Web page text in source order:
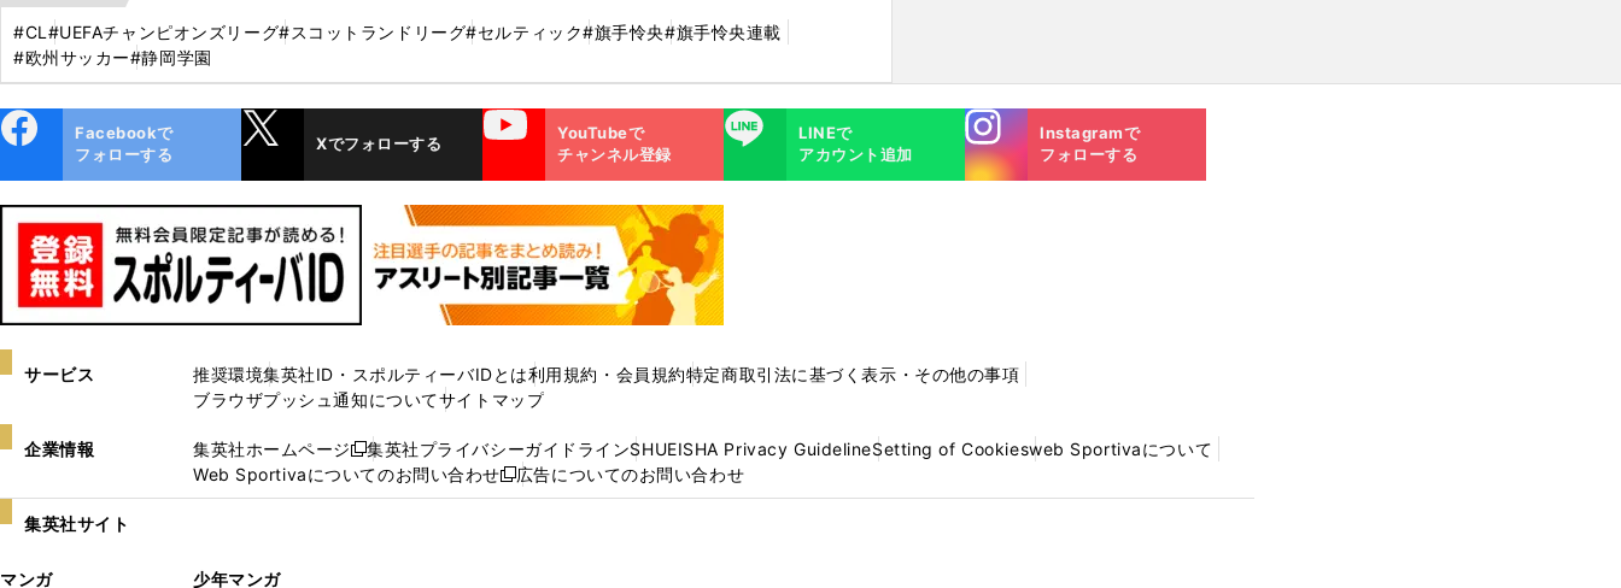
#CL #UEFAチャンピオンズリーグ#スコットランドリーグ#セルティック#旗手怜央#旗手怜央連載
#欧州サッカー#静岡学園
ok
Facebookで
フォローする
Xでフォローする
YouTube
YouTubeで
チャンネル登録
LINE
LINEで
アカウント追加
Instagra
m
Instagramで
フォローする
サービス 推奨環境集英社ID・スポルティーバIDとは利用規約・会員規約特定商取引法に基づく表示・その他の事項
ブラウザプッシュ通知についてサイトマップ
企業情報 集英社ホームページ
新
し
い
集英社プライバシーガイドラインSHUEISHA Privacy GuidelineSetting of Cookiesweb Sportivaについて
Web Sportivaについてのお問い合わせ
新
し
広告についてのお問い合わせ
集英社サイト
マンガ 少年マンガ